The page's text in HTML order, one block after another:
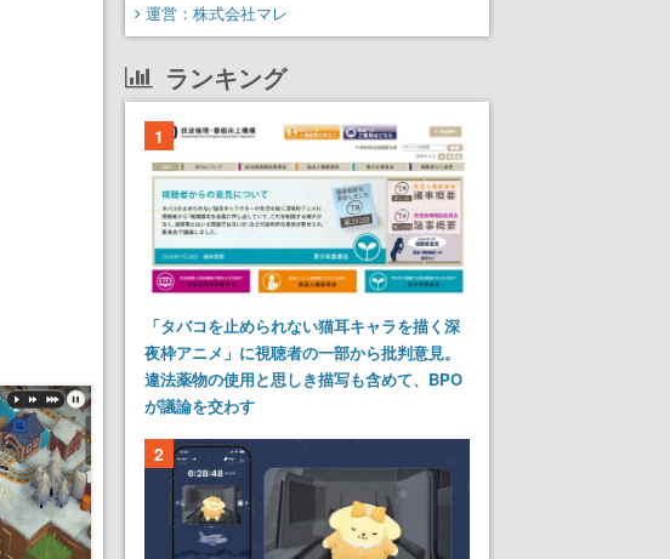
運営：株式会社マレ
ランキング
1
「タバコを止められない猫耳キャラを描く深
夜枠アニメ」に視聴者の一部から批判意見。
違法薬物の使用と思しき描写も含めて、BPO
が議論を交わす
2